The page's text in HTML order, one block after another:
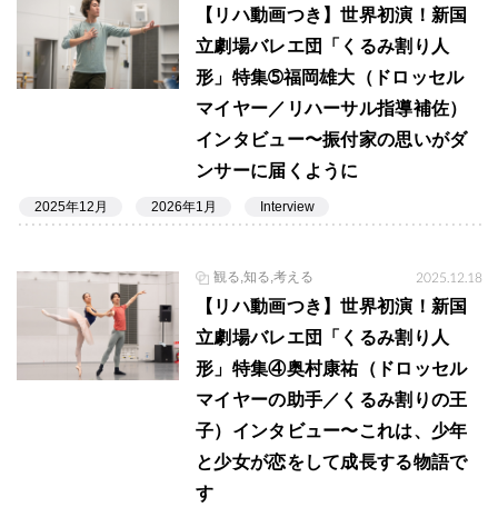
【リハ動画つき】世界初演！新国
立劇場バレエ団「くるみ割り人
形」特集➄福岡雄大（ドロッセル
マイヤー／リハーサル指導補佐）
インタビュー〜振付家の思いがダ
ンサーに届くように
2025年12月 2026年1月 Interview
観る,知る,考える 2025.12.18
【リハ動画つき】世界初演！新国
立劇場バレエ団「くるみ割り人
形」特集④奥村康祐（ドロッセル
マイヤーの助手／くるみ割りの王
子）インタビュー〜これは、少年
と少女が恋をして成長する物語で
す